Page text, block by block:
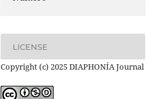
LICENSE
Copyright (c) 2025 DIAPHONÍA Journal